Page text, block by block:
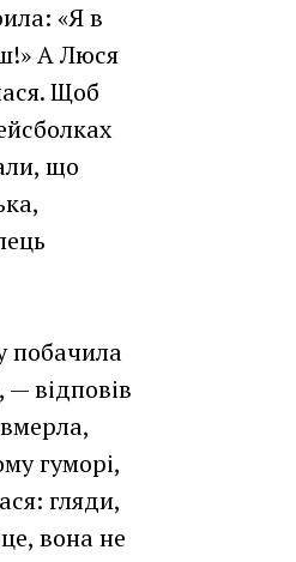
«Я в
А Люся
Щоб
що
побачила
відповів
гуморі,
гляди,
вона не